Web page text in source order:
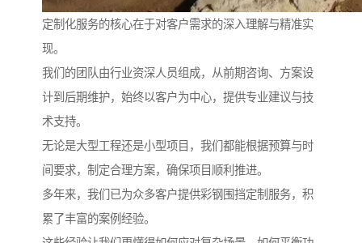
定制化服务的核心在于对客户需求的深入理解与精准实
现。
我们的团队由行业资深人员组成，从前期咨询、方案设
计到后期维护，始终以客户为中心，提供专业建议与技
术支持。
无论是大型工程还是小型项目，我们都能根据预算与时
间要求，制定合理方案，确保项目顺利推进。
多年来，我们已为众多客户提供彩钢围挡定制服务，积
累了丰富的案例经验。